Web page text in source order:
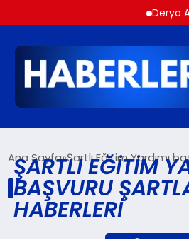
Derya
SIYASET
Ana Sayfa Şartlı Eğitim Yardımı
ŞARTLI EĞITIM
BAŞVURU
HABERLERI